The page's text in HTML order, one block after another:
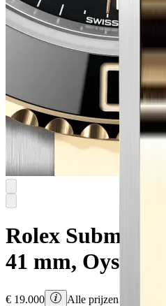
Rolex
41 mm,
€ 19.000
Alle prijzen zijn